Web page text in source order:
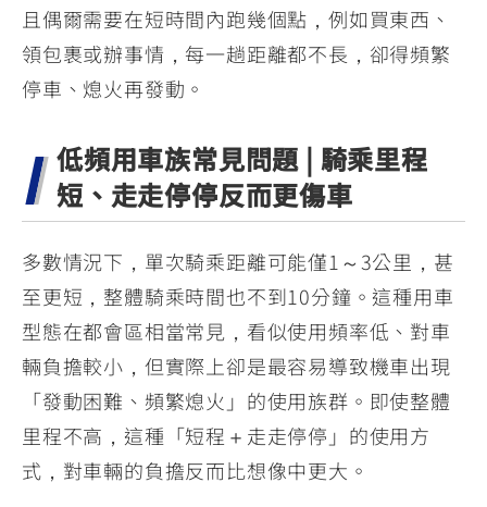
150
MT-
03
MT-
150
RS NEO
且偶爾需要在短時間內跑幾個點，例如買東西、
領包裹或辦事情，每一趟距離都不長，卻得頻繁
停車、熄火再發動。
低頻用車族常見問題 | 騎乘里程
短、走走停停反而更傷車
多數情況下，單次騎乘距離可能僅1～3公里，甚
至更短，整體騎乘時間也不到10分鐘。這種用車
型態在都會區相當常見，看似使用頻率低、對車
輛負擔較小，但實際上卻是最容易導致機車出現
「發動困難、頻繁熄火」的使用族群。即使整體
里程不高，這種「短程＋走走停停」的使用方
式，對車輛的負擔反而比想像中更大。